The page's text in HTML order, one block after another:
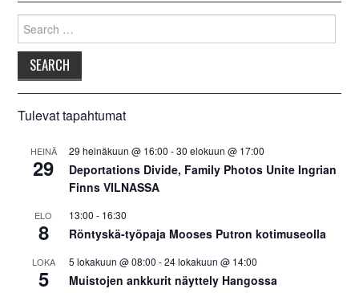
VIRTUAALI-INKERI
BLOGI
YHTEYSTIEDOT
for:
Tulevat tapahtumat
HEINÄ
29
29 heinäkuun @ 16:00 -30 elokuun @ 17:00
Deportations Divide, Family Photos Unite Ingrian
Finns VILNASSA
ELO
8
13:00 - 16:30
Röntyskä-työpaja Mooses Putron kotimuseolla
LOKA
5
5 lokakuun @ 08:00 -24 lokakuun @ 14:00
Muistojen ankkurit näyttely Hangossa